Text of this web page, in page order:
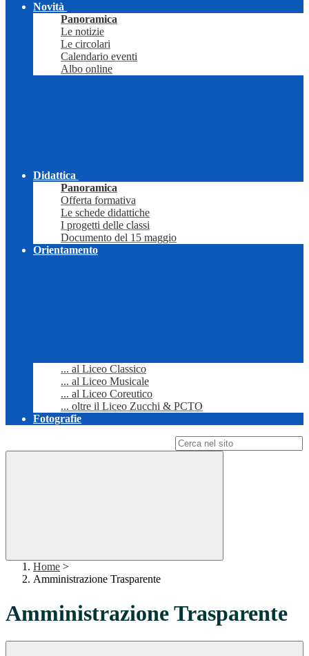
Novità
Panoramica
Le notizie
Le circolari
Calendario eventi
Albo online
Didattica
Panoramica
Offerta formativa
Le schede didattiche
I progetti delle classi
Documento del 15 maggio
Orientamento
... al Liceo Classico
... al Liceo Musicale
... al Liceo Coreutico
... oltre il Liceo Zucchi & PCTO
Fotografie
Home >
Amministrazione Trasparente
Amministrazione Trasparente